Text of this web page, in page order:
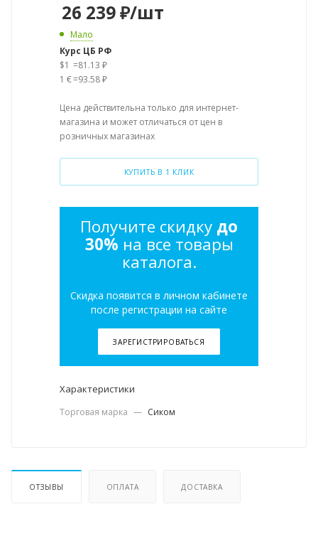
26 239₽/шт
Мало
Курс ЦБ РФ
$1 =81.13 ₽
1 €=93.58 ₽
Цена действительна только для интернет-
магазина и может отличаться от цен в
розничных магазинах
КУПИТЬ В 1 КЛИК
Получите скидку до
30% на все товары
каталога.
Скидка появится в личном кабинете
после регистрации на сайте
ЗАРЕГИСТРИРОВАТЬСЯ
Характеристики
Торговая марка — Сиком
ОТЗЫВЫ ОПЛАТА ДОСТАВКА